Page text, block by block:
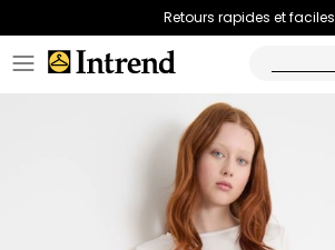
Retours rapides et faciles